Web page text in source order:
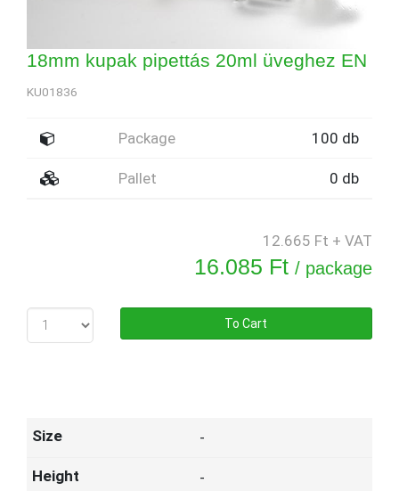
18mm kupak pipettás 20ml üveghez EN
KU01836
Package 100 db
Pallet 0 db
12.665 Ft + VAT
16.085 Ft / package
To Cart
-
-